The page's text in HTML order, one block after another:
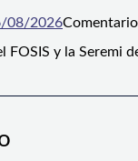
08/2026
FOSIS y la